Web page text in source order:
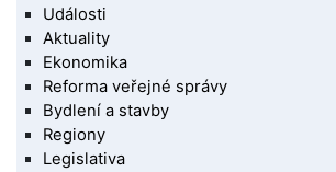
Události
Aktuality
Ekonomika
Reforma veřejné správy
Bydlení a stavby
Regiony
Legislativa